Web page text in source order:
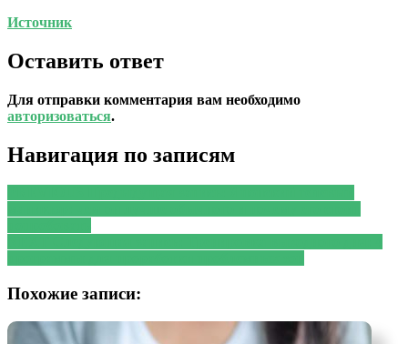
Источник
Оставить ответ
Для отправки комментария вам необходимо
авторизоваться.
Навигация по записям
Похожие записи: